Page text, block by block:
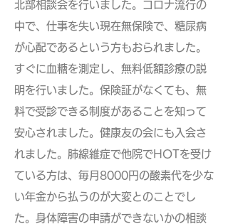
北部相談会を行いました。コロナ流行の
中で、仕事を失い現在無保険で、糖尿病
が心配であるという方もおられました。
すぐに血糖を測定し、無料低額診療の説
明を行いました。保険証がなくても、無
料で受診できる制度があることを知って
安心されました。健康友の会にも入会さ
れました。肺線維症で他院でHOTを受け
ている方は、毎月8000円の酸素代を少な
い年金から払うのが大変とのことでし
た。身体障害の申請ができないかの相談